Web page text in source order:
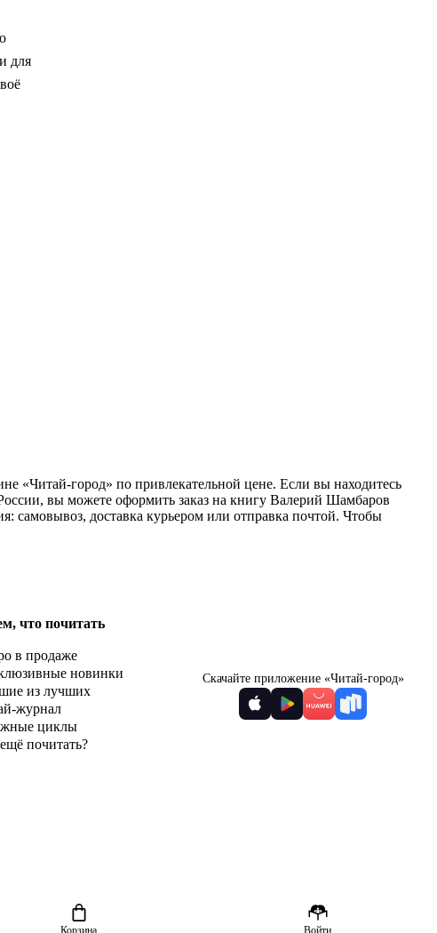
Корзина Войти
для
«Читай-город» по привлекательной цене. Если вы находитесь
вы можете оформить заказ на книгу Валерий Шамбаров
самовывоз, доставка курьером или отправка почтой. Чтобы
что почитать
в продаже
новинки
из лучших
журнал
циклы
почитать?
Скачайте приложение «Читай-город»